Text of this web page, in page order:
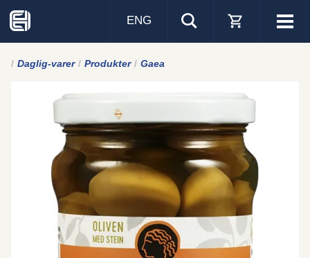
Visa
ENG
Daglig-varer Produkter Gaea